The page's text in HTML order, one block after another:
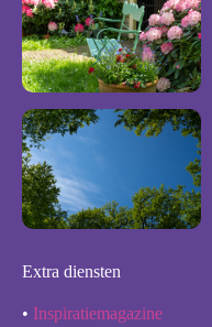
Extra diensten
• Inspiratiemagazine